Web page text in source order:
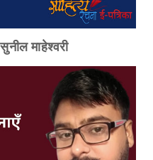
माहेश्वरी